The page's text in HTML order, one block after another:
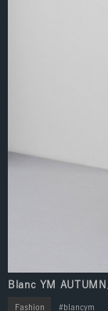
Blanc YM
Fashion blancym